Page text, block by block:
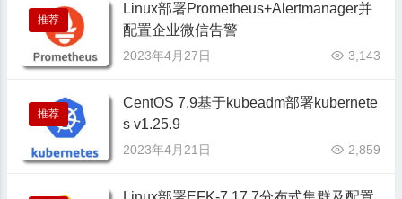
推荐
Linux部署Prometheus+Alertmanager并
配置企业微信告警
2023年4月27日 3,143
推荐
CentOS 7.9基于kubeadm部署kubernete
s v1.25.9
2023年4月21日 2,859